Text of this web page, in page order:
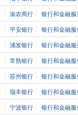
渝农商行 银行和金融服
平安银行 银行和金融服
浦发银行 银行和金融服
常熟银行 银行和金融服
苏州银行 银行和金融服
瑞丰银行 银行和金融服
宁波银行 银行和金融服